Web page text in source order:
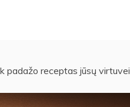
padažo receptas jūsų virtuvei